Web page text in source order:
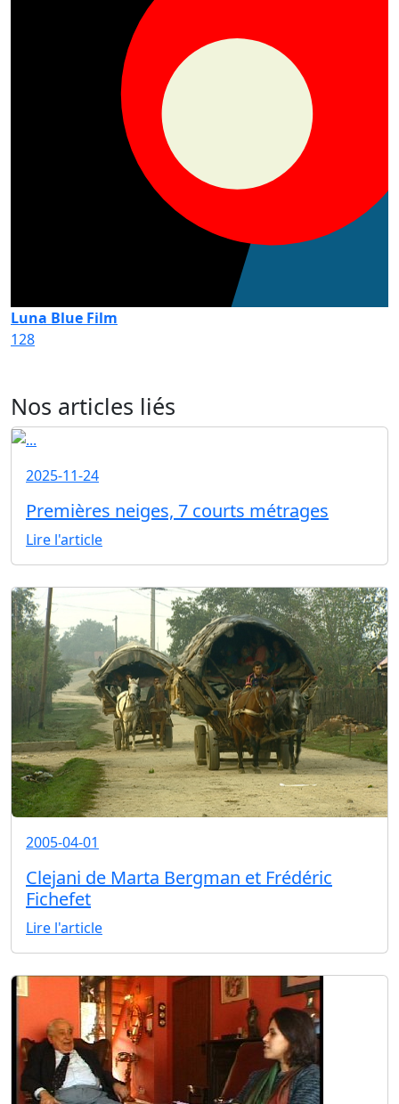
Luna Blue Film
128
Nos articles liés
2025-11-24
Premières neiges, 7 courts métrages
Lire l'article
2005-04-01
Clejani de Marta Bergman et Frédéric
Fichefet
Lire l'article